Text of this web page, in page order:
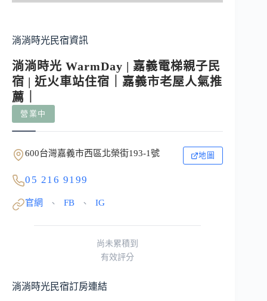
淌淌時光民宿資訊
淌淌時光 WarmDay | 嘉義電梯親子民
宿 | 近火車站住宿｜嘉義市老屋人氣推
薦｜
營業中
600台灣嘉義市西區北榮街193-1號 地圖
05 216 9199
官網 、 FB 、 IG
尚未累積到
有效評分
淌淌時光民宿訂房連結